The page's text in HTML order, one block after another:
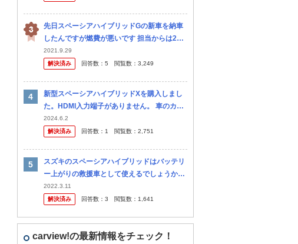
先日スペーシアハイブリッドGの新車を納車
したんですが燃費が悪いです 担当からは22k
で燃費は良いですよって言われたんですが車
の表示は13.3になっています。 平日は片道6
2021.9.29
解決済み
回答数： 5 閲覧数： 3,249
新型スペーシアハイブリッドXを購入しまし
た。HDMI入力端子がありません。 車のカタ
ログにはHDMI入力対応ですが、純正ナビの
下にあるUSB入力端子にHDMIケーブルとHD
2024.6.2
解決済み
回答数： 1 閲覧数： 2,751
スズキのスペーシアハイブリッドはバッテリ
ー上がりの救援車として使えるでしょうか。
こちらの車はミニバンです。 スペーシアのモ
デルは販売3年以内の現行車か一つ前のもの
2022.3.11
解決済み
回答数： 3 閲覧数： 1,641
carview!の最新情報をチェック！